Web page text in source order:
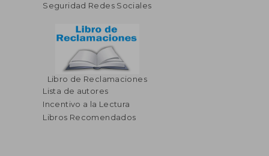
40%
dcto.
$ 103.39
$ 62.03
Seguridad Redes Sociales
Libro de Reclamaciones
Lista de autores
Incentivo a la Lectura
Libros Recomendados